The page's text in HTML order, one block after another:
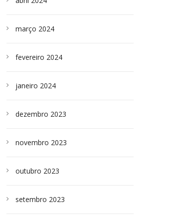
março 2024
fevereiro 2024
janeiro 2024
dezembro 2023
novembro 2023
outubro 2023
setembro 2023